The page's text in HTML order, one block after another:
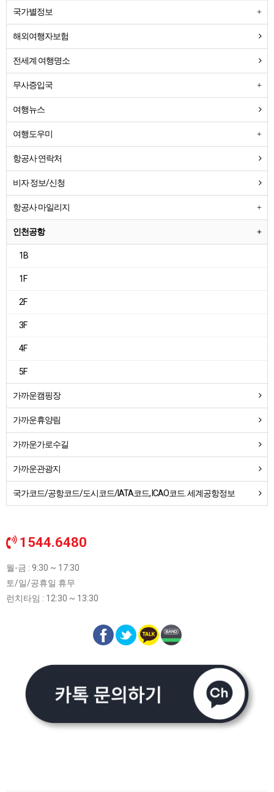
국가별정보
해외여행자보험
전세계 여행명소
무사증입국
여행뉴스
여행도우미
항공사 연락처
비자 정보/신청
항공사 마일리지
인천공항
1B
1F
2F
3F
4F
5F
가까운캠핑장
가까운휴양림
가까운가로수길
가까운관광지
국가코드/공항코드/도시코드/IATA코드, ICAO코드. 세계공항정보
1544.6480
월-금 : 9:30 ~ 17:30
토/일/공휴일 휴무
런치타임 : 12:30 ~ 13:30